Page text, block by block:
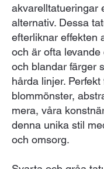
akvarelltatueringar
alternativ. Dessa
efterliknar effekten
och är ofta levande
och blandar färger
hårda linjer. Perfekt
blommönster,
mera, våra
denna unika stil
och omsorg.